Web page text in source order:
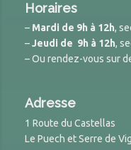
Horaires
– Mardi de 9h à 12h,
–Jeudi de 9h à 12h,
– Ou rendez-vous sur
Adresse
1 Route du Castellas
Le Puech et Serre de